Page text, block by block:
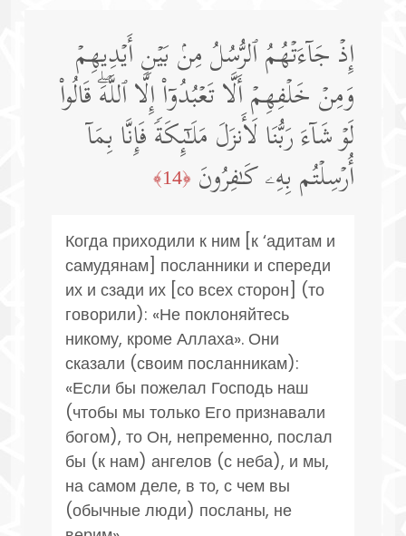
إِذۡ جَاۤءَتۡهُمُ ٱلرُّسُلُ مِنۢ بَیۡنِ أَیۡدِیهِمۡ
وَمِنۡ خَلۡفِهِمۡ أَلَّا تَعۡبُدُوۤا۟ إِلَّا ٱللَّهَۖ قَالُوا۟
لَوۡ شَاۤءَ رَبُّنَا لَأَنزَلَ مَلَـٰۤىِٕكَةࣰ فَإِنَّا بِمَاۤ
أُرۡسِلۡتُم بِهِۦ كَـٰفِرُونَ ﴿14﴾
Когда приходили к ним [к ‘адитам и
самудянам] посланники и спереди
их и сзади их [со всех сторон] (то
говорили): «Не поклоняйтесь
никому, кроме Аллаха». Они
сказали (своим посланникам):
«Если бы пожелал Господь наш
(чтобы мы только Его признавали
богом), то Он, непременно, послал
бы (к нам) ангелов (с неба), и мы,
на самом деле, в то, с чем вы
(обычные люди) посланы, не